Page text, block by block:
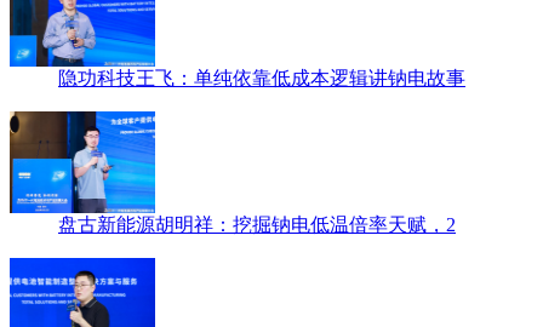
隐功科技王飞：单纯依靠低成本逻辑讲钠电故事
盘古新能源胡明祥：挖掘钠电低温倍率天赋，2